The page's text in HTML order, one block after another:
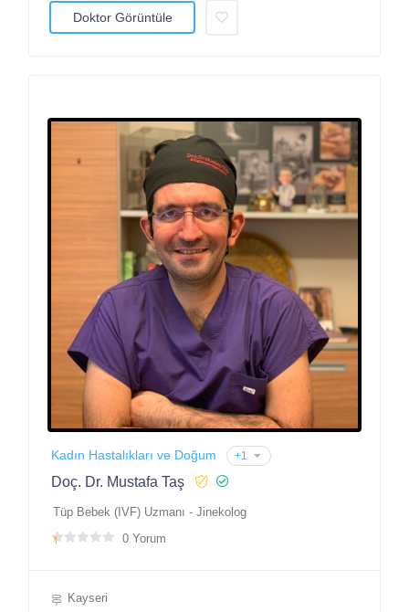
Doktor Görüntüle
Kadın Hastalıkları ve Doğum +1
Doç. Dr. Mustafa Taş
Tüp Bebek (IVF) Uzmanı - Jinekolog
0 Yorum
Kayseri